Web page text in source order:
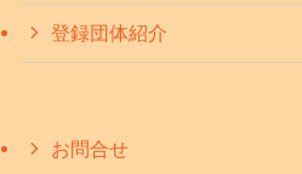
登録団体紹介
お問合せ